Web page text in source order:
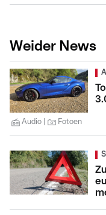
Weider News
Audio Fotoen